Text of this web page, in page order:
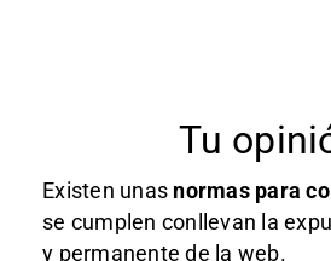
Tu
Existen unas normas para
se cumplen conllevan la
y permanente de la web.